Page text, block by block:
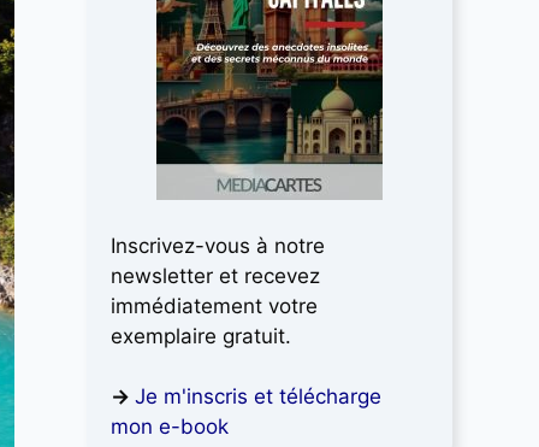
Inscrivez-vous à notre
newsletter et recevez
immédiatement votre
exemplaire gratuit.
→ Je m'inscris et télécharge
mon e-book